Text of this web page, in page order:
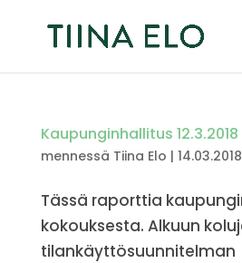
Kaupunginhallitus
mennessä Tiina Elo | 14.03.2018
Tässä raporttia
kokouksesta. Alkuun
tilankäyttösuunnitelman